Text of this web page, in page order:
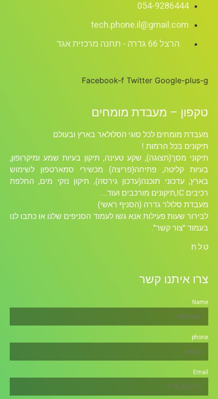
054-9286444
tech.phone.il@gmail.com
הרצל 66 גדרה - תחנה מרכזית אגד
Facebook-f Twitter Google-plus-g
טקפון – מעבדת מומחים
מעבדת מומחים לכל סוגי הסלולאר בארץ ובעולם
תיקונים בכל הרמות !
תיקוני מסך(תצוגה), שקע טעינה, תיקון בעיות שמע ומיקרופון,
בעיות קליטה, פתיחה(פריצה) מכשירי סמארטפון לשימוש
בארץ, עדכוני תוכנה(עדכון גירסה), תיקון נזקי מים, החלפת
רכיבים ICׁ,תיקונים מורכבים ועוד….
מעבדת סלולר גדרה (הסניף ראשי)
לבירור שעות פעילות אנא גשו לעמוד הסניפים שלנו או כתבו לנו
בעמוד "צור קשר".
ט.ל.ח
צרו איתנו קשר
Name
phone
Email